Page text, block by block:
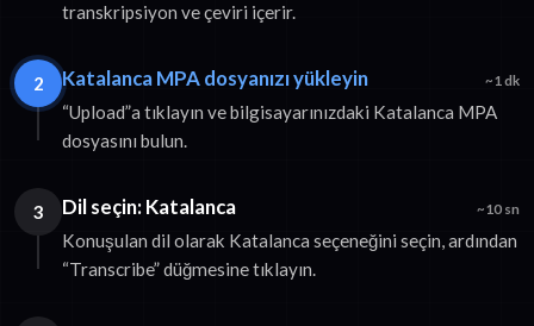
transkripsiyon ve çeviri içerir.
2 Katalanca MPA dosyanızı yükleyin ~1 dk
“Upload”a tıklayın ve bilgisayarınızdaki Katalanca MPA
dosyasını bulun.
3 Dil seçin: Katalanca ~10 sn
Konuşulan dil olarak Katalanca seçeneğini seçin, ardından
“Transcribe” düğmesine tıklayın.